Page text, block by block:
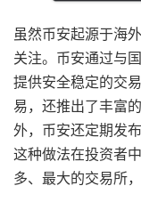
虽然币安起源于海
关注。币安通过与
提供安全稳定的交
易，还推出了丰富
外，币安还定期发
这种做法在投资者
多、最大的交易所